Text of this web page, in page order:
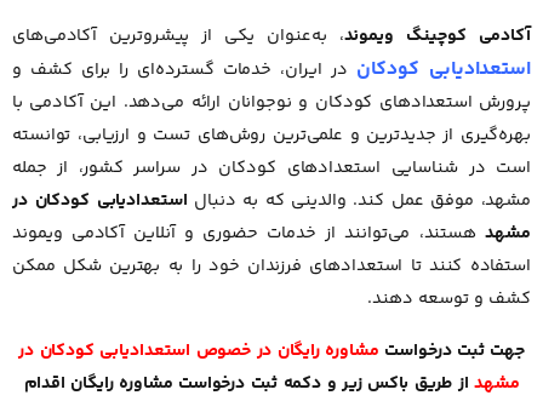
آکادمی کوچینگ ویموند، به‌عنوان یکی از پیشروترین آکادمی‌های
استعدادیابی کودکان در ایران، خدمات گسترده‌ای را برای کشف و
پرورش استعدادهای کودکان و نوجوانان ارائه می‌دهد. این آکادمی با
بهره‌گیری از جدیدترین و علمی‌ترین روش‌های تست و ارزیابی، توانسته
است در شناسایی استعدادهای کودکان در سراسر کشور، از جمله
مشهد، موفق عمل کند. والدینی که به دنبال استعدادیابی کودکان در
مشهدهستند، می‌توانند از خدمات حضوری و آنلاین آکادمی ویموند
استفاده کنند تا استعدادهای فرزندان خود را به بهترین شکل ممکن
کشف و توسعه دهند.
جهت ثبت درخواست مشاوره رایگان در خصوص استعدادیابی کودکان در
مشهد از طریق باکس زیر و دکمه ثبت درخواست مشاوره رایگان اقدام